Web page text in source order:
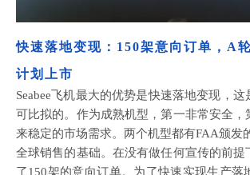
快速落地变现： 150架意向订单，A
计划上市
Seabee飞机最大的优势是快速落地变现，
可比拟的。作为成熟机型，第一非常安全，
来稳定的市场需求。两个机型都有FAA颁发
全球销售的基础。在没有做任何宣传的前提
了150架的意向订单。为了快速实现生产落